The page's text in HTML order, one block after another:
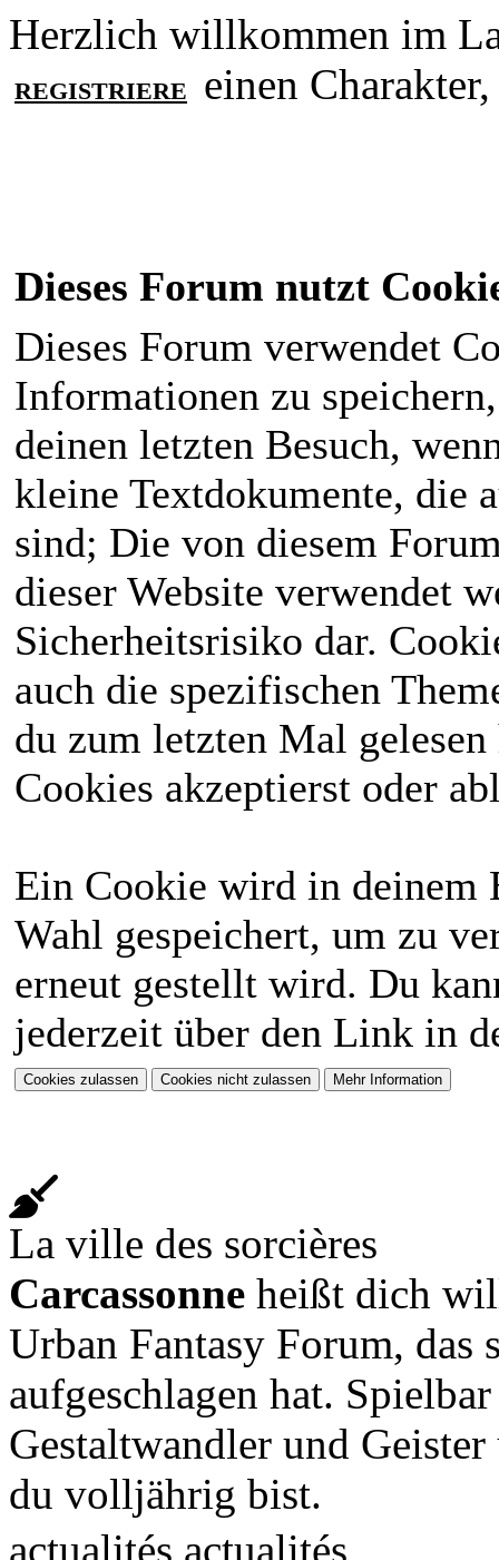
Herzlich willkommen im
REGISTRIERE einen
Dieses Forum nutzt
Dieses Forum verwendet
Informationen zu
deinen letzten Besuch,
kleine Textdokumente, die
sind; Die von diesem
dieser Website verwendet
Sicherheitsrisiko dar.
auch die spezifischen
du zum letzten Mal
Cookies akzeptierst oder
Ein Cookie wird in deinem
Wahl gespeichert, um zu
erneut gestellt wird. Du
jederzeit über den Link in
La ville des sorcières
Carcassonne heißt dich
Urban Fantasy Forum, das
aufgeschlagen hat.
Gestaltwandler und
du volljährig bist.
actualités actualités